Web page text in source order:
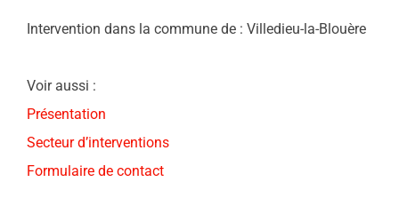
Intervention dans la commune de : Villedieu-la-Blouère
Voir aussi :
Présentation
Secteur d’interventions
Formulaire de contact